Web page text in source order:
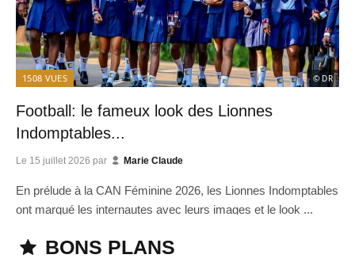
1508 VUES © DR
Football: le fameux look des Lionnes
Indomptables...
Le 15 juillet 2026 par Marie Claude
En prélude à la CAN Féminine 2026, les Lionnes Indomptables
ont marqué les internautes avec leurs images et le look ...
BONS PLANS